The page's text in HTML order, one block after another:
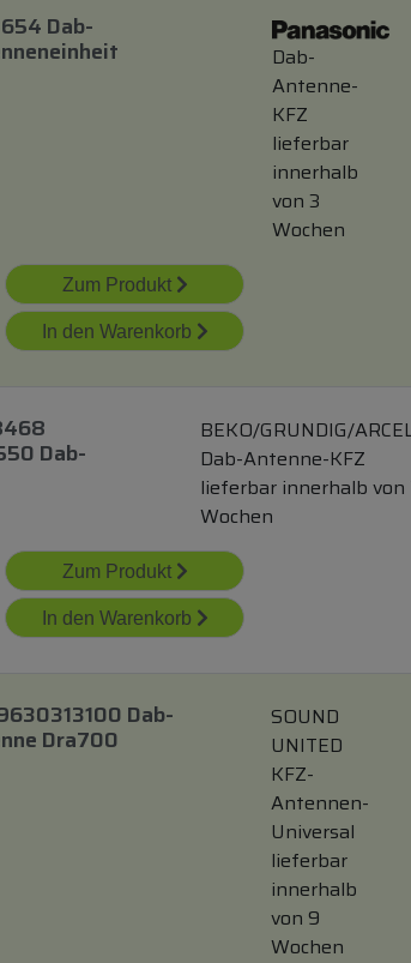
Dab-
Dab-
Antenne-
KFZ
lieferbar
innerhalb
von 3
Wochen
Zum Produkt
In den Warenkorb
Dab-
BEKO/GRUNDIG/
Dab-Antenne-KFZ
lieferbar innerhalb von
Wochen
Zum Produkt
In den Warenkorb
Dab-
Dra700
SOUND
UNITED
KFZ-
Antennen-
Universal
lieferbar
innerhalb
von 9
Wochen